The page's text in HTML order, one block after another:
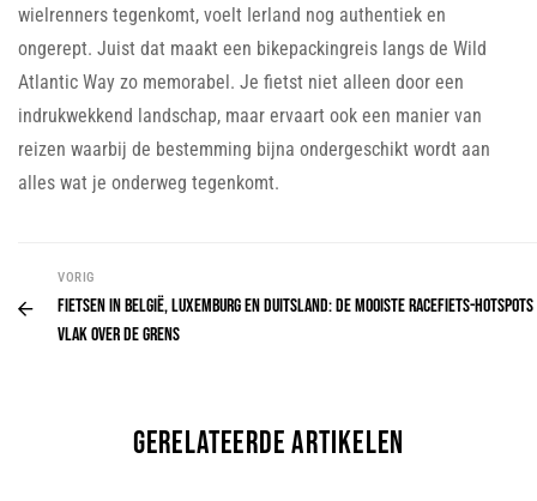
wielrenners tegenkomt, voelt Ierland nog authentiek en
ongerept. Juist dat maakt een bikepackingreis langs de Wild
Atlantic Way zo memorabel. Je fietst niet alleen door een
indrukwekkend landschap, maar ervaart ook een manier van
reizen waarbij de bestemming bijna ondergeschikt wordt aan
alles wat je onderweg tegenkomt.
VORIG
Fietsen in België, Luxemburg en Duitsland: de mooiste racefiets-hotspots
vlak over de grens
gerelateerde artikelen